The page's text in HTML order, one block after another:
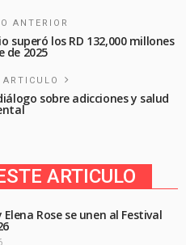
ANTERIOR
superó los RD 132,000 millones
de 2025
sobre adicciones y salud
ARTICULO
Rose se unen al Festival